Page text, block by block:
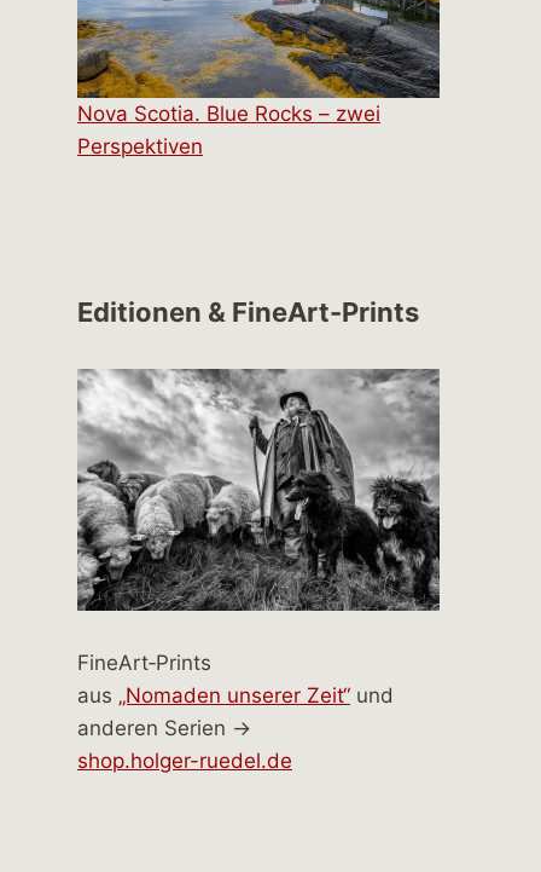
Nova Scotia. Blue Rocks – zwei
Perspektiven
Editionen & FineArt-Prints
FineArt‑Prints
aus „Nomaden unserer Zeit“ und
anderen Serien →
shop.holger-ruedel.de